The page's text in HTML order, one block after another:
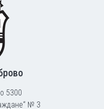
5300
№ 3